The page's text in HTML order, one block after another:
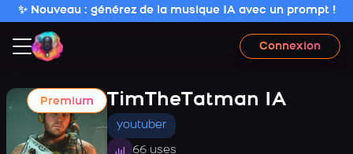
✨ Nouveau : générez de la musique IA avec un prompt !
Connexion
Premium TimTheTatman IA
youtuber
66 uses